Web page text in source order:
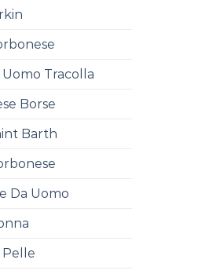
Tracolla
Borse
Barth
Da Uomo
Pelle